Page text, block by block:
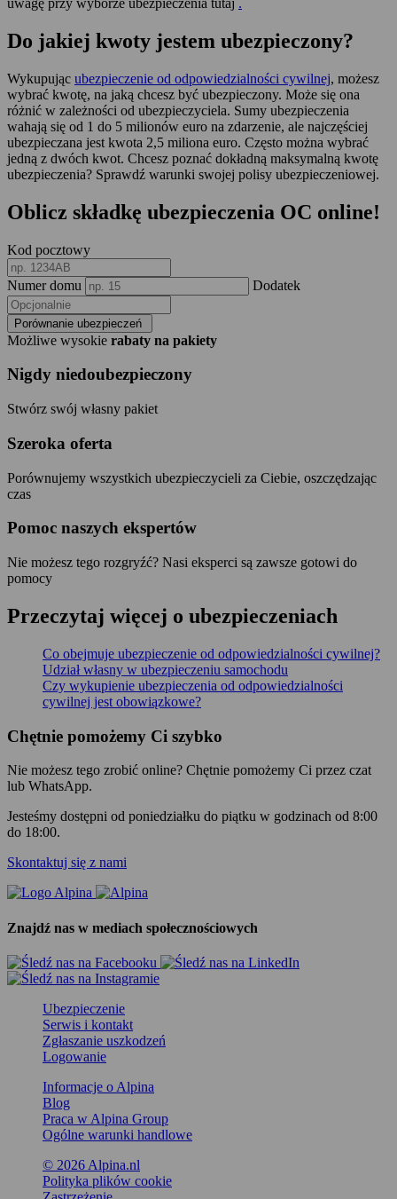
uwagę przy wyborze ubezpieczenia tutaj .
Do jakiej kwoty jestem ubezpieczony?
Wykupując ubezpieczenie od odpowiedzialności cywilnej, możesz
wybrać kwotę, na jaką chcesz być ubezpieczony. Może się ona
różnić w zależności od ubezpieczyciela. Sumy ubezpieczenia
wahają się od 1 do 5 milionów euro na zdarzenie, ale najczęściej
ubezpieczana jest kwota 2,5 miliona euro. Często można wybrać
jedną z dwóch kwot. Chcesz poznać dokładną maksymalną kwotę
ubezpieczenia? Sprawdź warunki swojej polisy ubezpieczeniowej.
Oblicz składkę ubezpieczenia OC online!
Kod pocztowy
Numer domu Dodatek
Porównanie ubezpieczeń
Możliwe wysokie rabaty na pakiety
Nigdy niedoubezpieczony
Stwórz swój własny pakiet
Szeroka oferta
Porównujemy wszystkich ubezpieczycieli za Ciebie, oszczędzając
czas
Pomoc naszych ekspertów
Nie możesz tego rozgryźć? Nasi eksperci są zawsze gotowi do
pomocy
Przeczytaj więcej o ubezpieczeniach
Co obejmuje ubezpieczenie od odpowiedzialności cywilnej?
Udział własny w ubezpieczeniu samochodu
Czy wykupienie ubezpieczenia od odpowiedzialności
cywilnej jest obowiązkowe?
Chętnie pomożemy Ci szybko
Nie możesz tego zrobić online? Chętnie pomożemy Ci przez czat
lub WhatsApp.
Jesteśmy dostępni od poniedziałku do piątku w godzinach od 8:00
do 18:00.
Skontaktuj się z nami
Znajdź nas w mediach społecznościowych
Ubezpieczenie
Serwis i kontakt
Zgłaszanie uszkodzeń
Logowanie
Informacje o Alpina
Blog
Praca w Alpina Group
Ogólne warunki handlowe
© 2026 Alpina.nl
Polityka plików cookie